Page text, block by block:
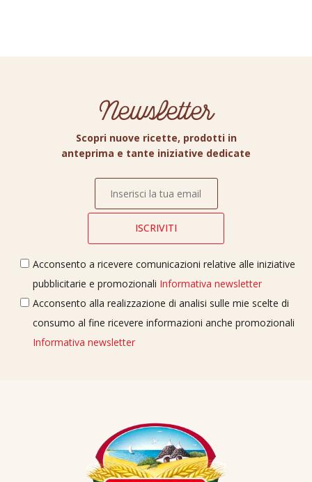
Newsletter
Scopri nuove ricette, prodotti in
anteprima e tante iniziative dedicate
Acconsento a ricevere comunicazioni relative alle iniziative
pubblicitarie e promozionali Informativa newsletter
Acconsento alla realizzazione di analisi sulle mie scelte di
consumo al fine ricevere informazioni anche promozionali
Informativa newsletter